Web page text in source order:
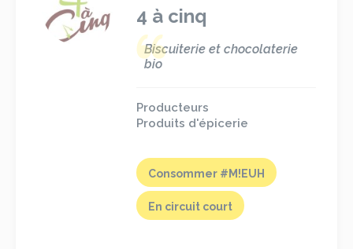
4 à cinq
Biscuiterie et chocolaterie
bio
Producteurs
Produits d'épicerie
Consommer #M!EUH
En circuit court